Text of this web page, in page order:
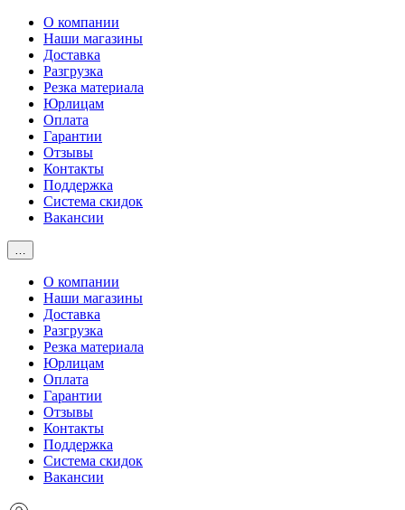
О компании
Наши магазины
Доставка
Разгрузка
Резка материала
Юрлицам
Оплата
Гарантии
Отзывы
Контакты
Поддержка
Система скидок
Вакансии
…
О компании
Наши магазины
Доставка
Разгрузка
Резка материала
Юрлицам
Оплата
Гарантии
Отзывы
Контакты
Поддержка
Система скидок
Вакансии